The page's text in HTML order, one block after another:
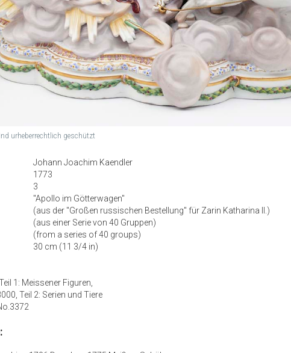
urheberrechtlich geschützt
Johann Joachim Kaendler
1773
3
"Apollo im Götterwagen"
(aus der "Großen russischen Bestellung" für Zarin Katharina II.)
(aus einer Serie von 40 Gruppen)
(from a series of 40 groups)
30 cm (11 3/4 in)
1: Meissener Figuren,
Teil 2: Serien und Tiere